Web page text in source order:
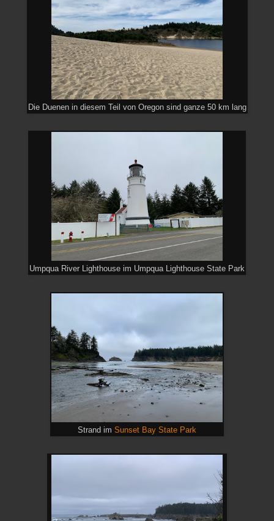
Die Duenen in diesem Teil von Oregon sind ganze 50 km lang
Umpqua River Lighthouse im Umpqua Lighthouse State Park
Strand im Sunset Bay State Park